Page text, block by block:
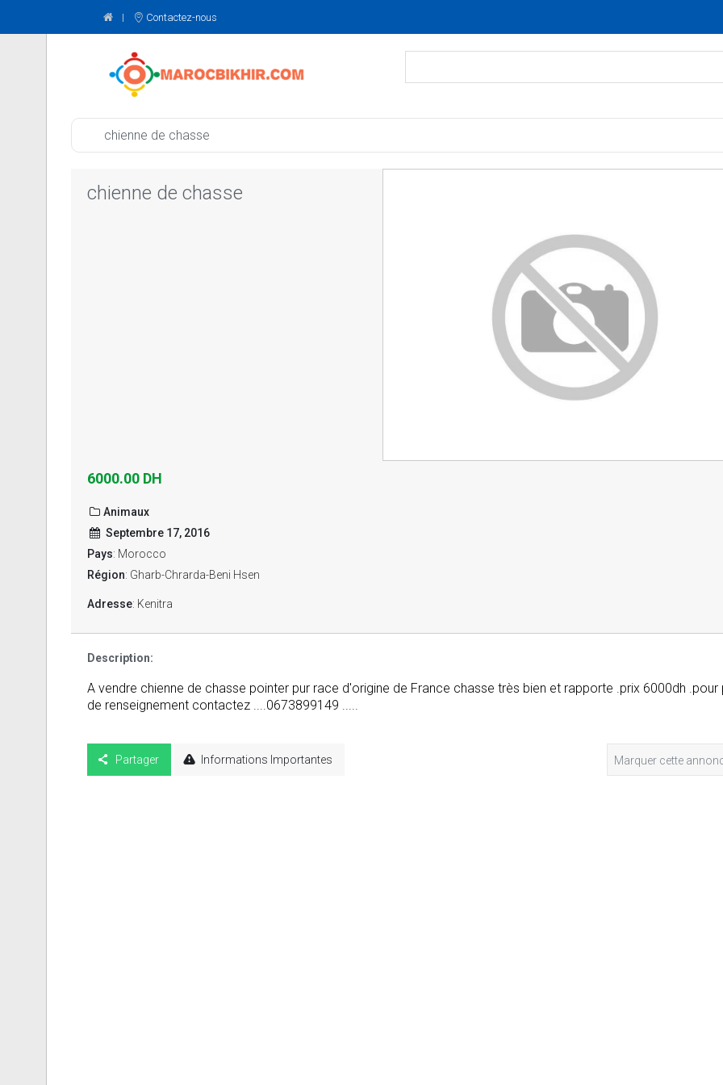
Contactez-nous
chienne de chasse
chienne de chasse
6000.00 DH
Animaux
Septembre 17, 2016
Pays: Morocco
Région: Gharb-Chrarda-Beni Hsen
Adresse: Kenitra
Description:
A vendre chienne de chasse pointer pur race d'origine de France chasse très bien et rapporte .prix 6000dh .pour
de renseignement contactez ....0673899149 .....
Partager Informations Importantes